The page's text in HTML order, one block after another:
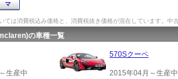
マ
ては消費税込み価格と、消費税抜き価格が混在しています。中
の車種一覧
生産中
570Sクーペ
2015年04月～生産中